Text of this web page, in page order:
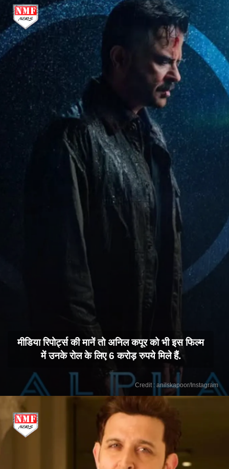
मीडिया रिपोर्ट्स की मानें तो अनिल कपूर को भी इस फिल्म
में उनके रोल के लिए 6 करोड़ रुपये मिले हैं.
Credit : anilskapoor/Instagram